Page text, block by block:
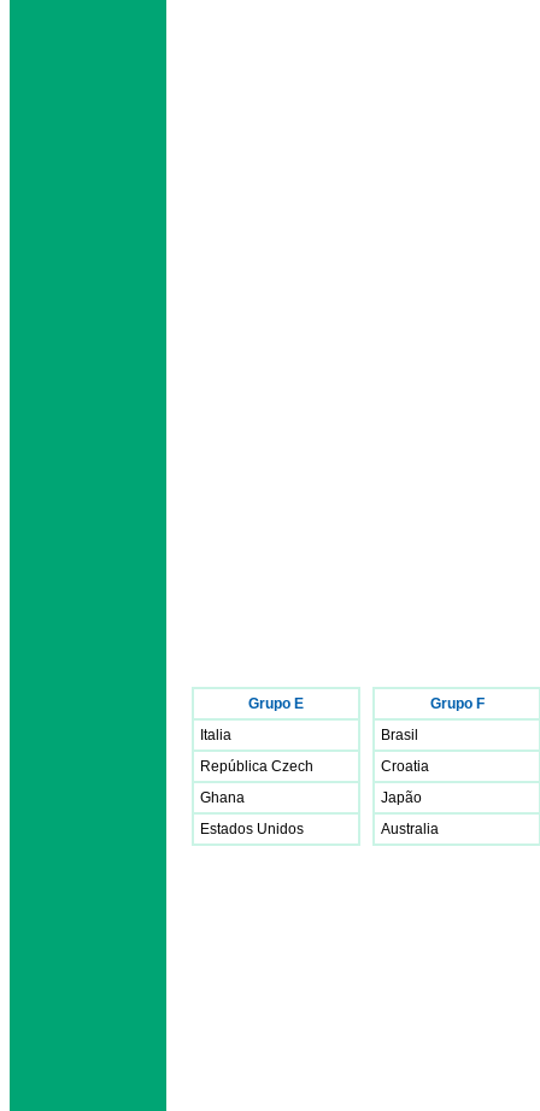
Grupo E
Italia
República Czech
Ghana
Estados Unidos
Grupo F
Brasil
Croatia
Japão
Australia